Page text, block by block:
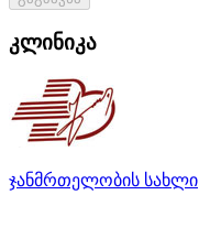
კლინიკა
ჯანმრთელობის სახლი